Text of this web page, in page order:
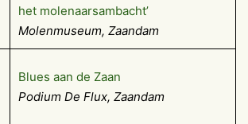
het molenaarsambacht’
Molenmuseum, Zaandam
Blues aan de Zaan
Podium De Flux, Zaandam